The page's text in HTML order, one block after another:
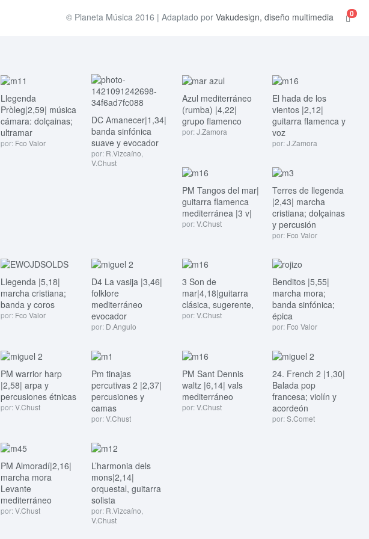
0
© Planeta Música 2016 | Adaptado por Vakudesign, diseño multimedia
Llegenda
Pròleg|2,59| música
cámara: dolçainas;
ultramar
por: Fco Valor
DC Amanecer|1,34|
banda sinfónica
suave y evocador
por: R.Vizcaíno
V.Chust
Azul mediterráneo
(rumba) |4,22|
grupo flamenco
por:J.Zamora
El hada de los
vientos |2,12|
guitarra flamenca y
voz
por:J.Zamora
PM Tangos del mar|
guitarra flamenca
mediterránea |3 v|
por:V.Chust
Terres de llegenda
|2,43| marcha
cristiana; dolçainas
y percusión
por: Fco Valor
Llegenda |5,18|
marcha cristiana;
banda y coros
por: Fco Valor
D4 La vasija |3,46|
folklore
mediterráneo
evocador
por: D.Angulo
3 Son de
mar|4,18|guitarra
clásica, sugerente,
por:V.Chust
Benditos |5,55|
marcha mora;
banda sinfónica;
épica
por: Fco Valor
PM warrior harp
|2,58| arpa y
percusiones étnicas
por:V.Chust
Pm tinajas
percutivas 2 |2,37|
percusiones y
camas
por:V.Chust
PM Sant Dennis
waltz |6,14| vals
mediterráneo
por:V.Chust
24. French 2 |1,30|
Balada pop
francesa; violín y
acordeón
por:S.Comet
PM Almoradí|2,16|
marcha mora
Levante
mediterráneo
por:V.Chust
L’harmonia dels
mons|2,14|
orquestal, guitarra
solista
por: R.Vizcaíno
V.Chust